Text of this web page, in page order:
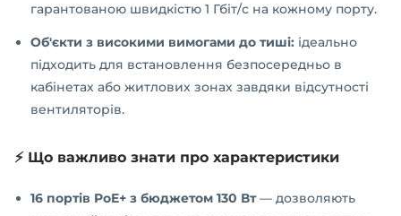
гарантованою швидкістю 1 Гбіт/с на кожному порту.
Об'єкти з високими вимогами до тиші: ідеально
підходить для встановлення безпосередньо в
кабінетах або житлових зонах завдяки відсутності
вентиляторів.
⚡ Що важливо знати про характеристики
16 портів PoE+ з бюджетом 130 Вт— дозволяють